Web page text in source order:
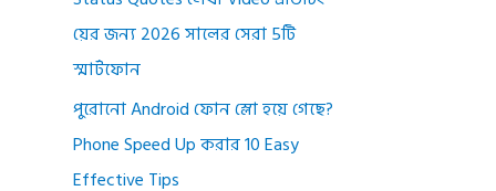
য়ের জন্য 2026 সালের সেরা 5টি
স্মার্টফোন
পুরোনো Android ফোন স্লো হয়ে গেছে?
Phone Speed Up করার 10 Easy
Effective Tips